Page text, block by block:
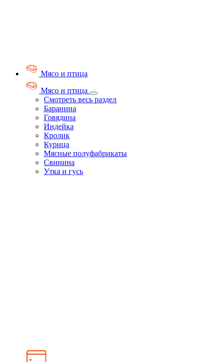
Мясо и птица
Мясо и птица
Смотреть весь раздел
Баранина
Говядина
Индейка
Кролик
Курица
Мясные полуфабрикаты
Свинина
Утка и гусь